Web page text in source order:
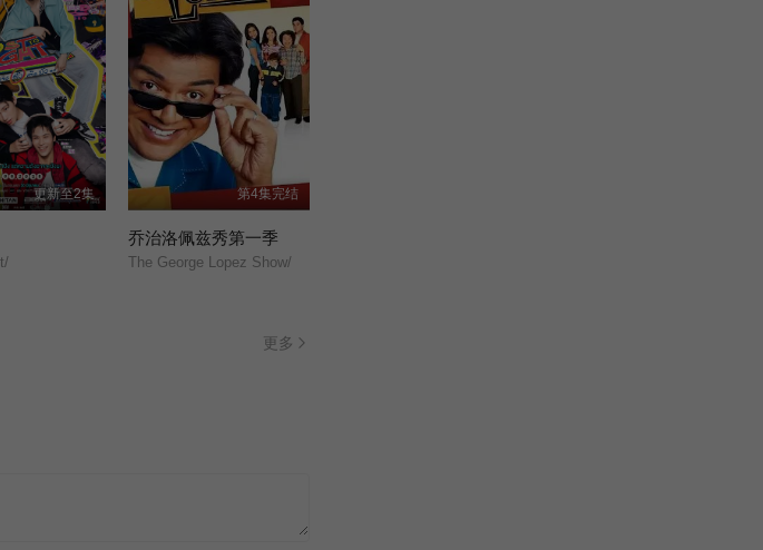
更新至2集 第4集完结
乔治洛佩兹秀第一季
The George Lopez Show/
更多